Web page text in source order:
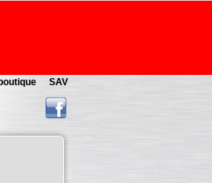
SAV